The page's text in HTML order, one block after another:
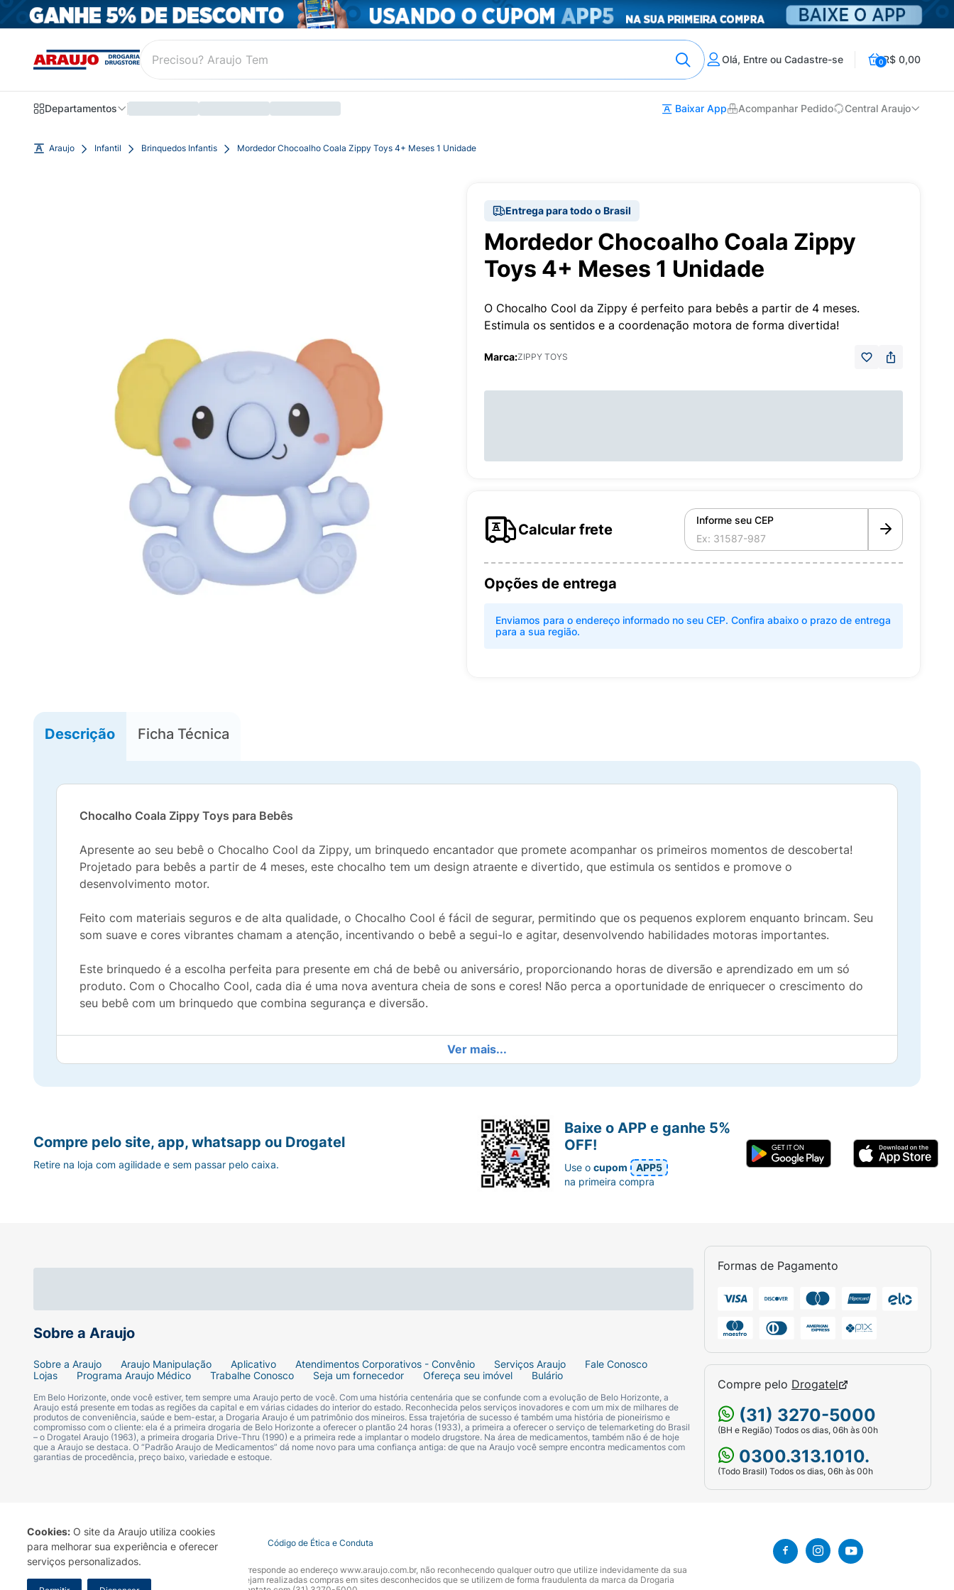
Cookies: O site da Araujo utiliza cookies
para melhorar sua experiência e oferecer
serviços personalizados.
Olá, Entre ou Cadastre-se 0R$ 0,00
Departamentos Baixar App Acompanhar Pedido Central Araujo
Araujo Infantil Brinquedos Infantis Mordedor Chocoalho Coala Zippy Toys 4+ Meses 1 Unidade
Entrega para todo o Brasil
Mordedor Chocoalho Coala Zippy
Toys 4+ Meses 1 Unidade
O Chocalho Cool da Zippy é perfeito para bebês a partir de 4 meses.
Estimula os sentidos e a coordenação motora de forma divertida!
Marca:ZIPPY TOYS
Calcular frete
Informe seu CEP
Opções de entrega
Enviamos para o endereço informado no seu CEP. Confira abaixo o prazo de entrega
para a sua região.
Descrição Ficha Técnica
Chocalho Coala Zippy Toys para Bebês
Apresente ao seu bebê o Chocalho Cool da Zippy, um brinquedo encantador que promete acompanhar os primeiros momentos de descoberta!
Projetado para bebês a partir de 4 meses, este chocalho tem um design atraente e divertido, que estimula os sentidos e promove o
desenvolvimento motor.
Feito com materiais seguros e de alta qualidade, o Chocalho Cool é fácil de segurar, permitindo que os pequenos explorem enquanto brincam. Seu
som suave e cores vibrantes chamam a atenção, incentivando o bebê a segui-lo e agitar, desenvolvendo habilidades motoras importantes.
Este brinquedo é a escolha perfeita para presente em chá de bebê ou aniversário, proporcionando horas de diversão e aprendizado em um só
produto. Com o Chocalho Cool, cada dia é uma nova aventura cheia de sons e cores! Não perca a oportunidade de enriquecer o crescimento do
seu bebê com um brinquedo que combina segurança e diversão.
Ver mais...
Sobre a Araujo
Sobre a Araujo Araujo Manipulação Aplicativo Atendimentos Corporativos - Convênio Serviços Araujo
Fale Conosco
Lojas
Programa Araujo Médico Trabalhe Conosco Seja um fornecedor Ofereça seu imóvel Bulário
Em Belo Horizonte, onde você estiver, tem sempre uma Araujo perto de você. Com uma história centenária que se confunde com a evolução de Belo Horizonte, a
Araujo está presente em todas as regiões da capital e em várias cidades do interior do estado. Reconhecida pelos serviços inovadores e com um mix de milhares de
produtos de conveniência, saúde e bem-estar, a Drogaria Araujo é um patrimônio dos mineiros. Essa trajetória de sucesso é também uma história de pioneirismo e
compromisso com o cliente: ela é a primeira drogaria de Belo Horizonte a oferecer o plantão 24 horas (1933), a primeira a oferecer o serviço de telemarketing do Brasil
– o Drogatel Araujo (1963), a primeira drogaria Drive-Thru (1990) e a primeira rede a implantar o modelo drugstore. Na área de medicamentos, também não é de hoje
que a Araujo se destaca. O “Padrão Araujo de Medicamentos” dá nome novo para uma confiança antiga: de que na Araujo você sempre encontra medicamentos com
garantias de procedência, preço baixo, variedade e estoque.
Formas de Pagamento
Compre pelo Drogatel
(31) 3270-5000
(BH e Região) Todos os dias, 06h às 00h
0300.313.1010.
(Todo Brasil) Todos os dias, 06h às 00h
Compre pelo site, app, whatsapp ou Drogatel
Retire na loja com agilidade e sem passar pelo caixa.
Baixe o APP e ganhe 5%
OFF!
Use ocupom
APP5
na primeira compra
Termo de Uso Portal da Privacidade Covid-19 Código de Ética e Conduta
A Drogaria Araujo S/A informa que o seu site oficial corresponde ao endereço www.araujo.com.br, não reconhecendo qualquer outro que utilize indevidamente da sua
marca. Para sua segurança recomendamos que não sejam realizadas compras em sites desconhecidos que se utilizem de forma fraudulenta da marca da Drogaria